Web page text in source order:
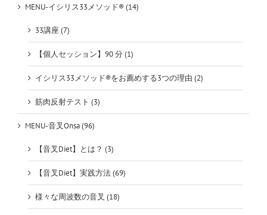
MENU-イシリス33メソッド® (14)
33講座 (7)
【個人セッション】90 分 (1)
イシリス33メソッド®をお薦めする3つの理由 (2)
筋肉反射テスト (3)
MENU-音叉Onsa (96)
【音叉Diet】とは？ (3)
【音叉Diet】実践方法 (69)
様々な周波数の音叉 (18)